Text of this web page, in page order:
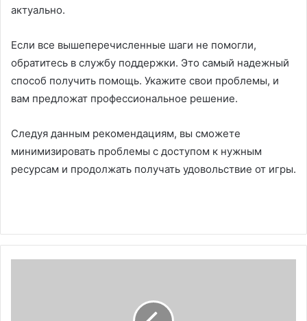
актуально.
Если все вышеперечисленные шаги не помогли,
обратитесь в службу поддержки. Это самый надежный
способ получить помощь. Укажите свои проблемы, и
вам предложат профессиональное решение.
Следуя данным рекомендациям, вы сможете
минимизировать проблемы с доступом к нужным
ресурсам и продолжать получать удовольствие от игры.